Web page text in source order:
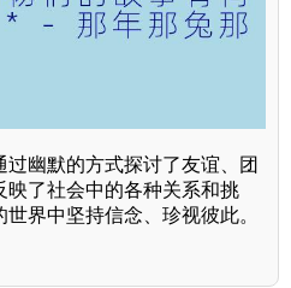
幽默的方式探讨了友谊、团
了社会中的各种关系和挑
界中坚持信念、珍视彼此。